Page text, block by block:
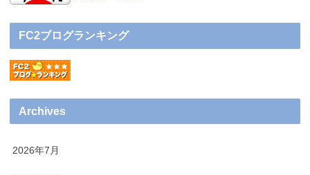
FC2ブログランキング
Archives
2026年7月